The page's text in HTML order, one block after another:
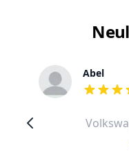
Abel
out of 5